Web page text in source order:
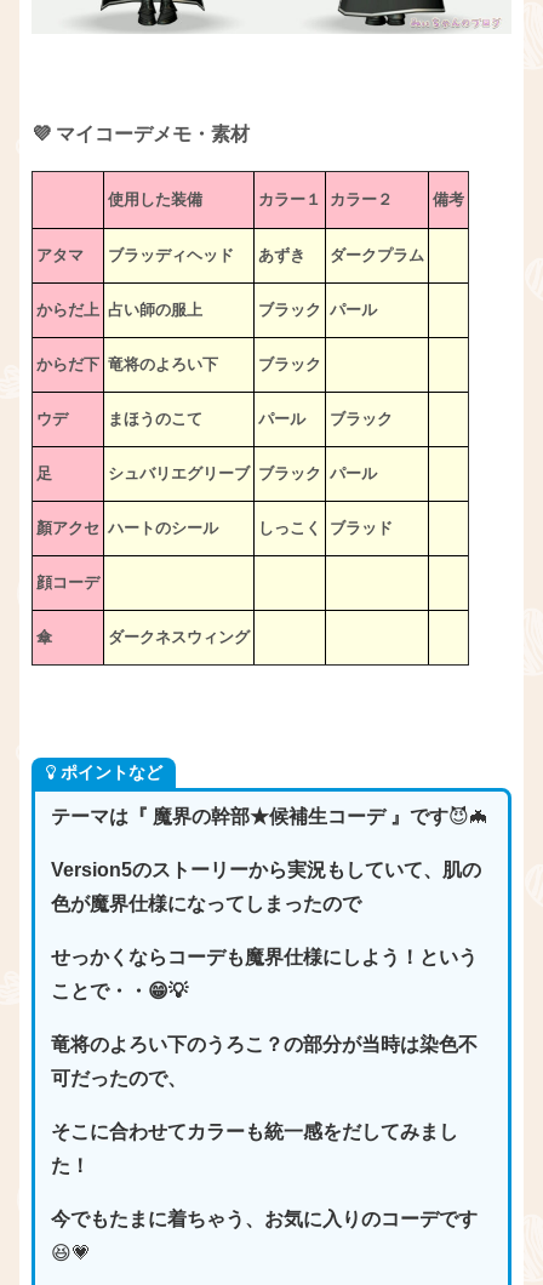
💜 マイコーデメモ・素材
使用した装備 カラー１ カラー２ 備考
アタマ ブラッディヘッド あずき ダークプラム
からだ上 占い師の服上 ブラック パール
からだ下 竜将のよろい下 ブラック
ウデ まほうのこて パール ブラック
足 シュバリエグリーブ ブラック パール
顏アクセ ハートのシール しっこく ブラッド
顔コーデ
傘 ダークネスウィング
ポイントなど
テーマは『 魔界の幹部★候補生コーデ 』です😈🦇
Version5のストーリーから実況もしていて、肌の
色が魔界仕様になってしまったので
せっかくならコーデも魔界仕様にしよう！という
ことで・・😁💡
竜将のよろい下のうろこ？の部分が当時は染色不
可だったので、
そこに合わせてカラーも統一感をだしてみまし
た！
今でもたまに着ちゃう、お気に入りのコーデです
😆💗